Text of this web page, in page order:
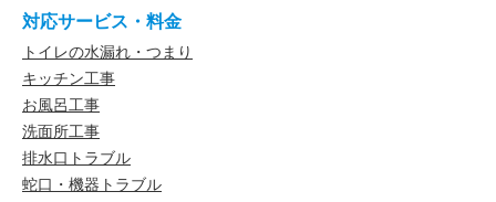
対応サービス・料金
トイレの水漏れ・つまり
キッチン工事
お風呂工事
洗面所工事
排水口トラブル
蛇口・機器トラブル